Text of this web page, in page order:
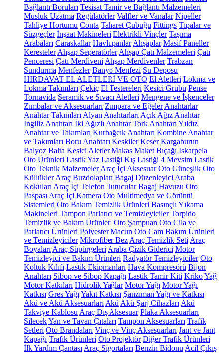
Bağlantı Boruları Tesisat Tamir ve Bağlantı Malzemeleri
Musluk Uzatma Regülatörler Valfler ve Vanalar Nipeller
Tahliye Hortumu Conta Taharet Çubuğu Fittings Tıpalar ve
Süzgeçler İnşaat Makineleri Elektrikli Vinçler Taşıma
Arabaları Caraskallar Havlupanlar Ahşaplar Masif Paneller
Keresteler Ahşap Seperatörler Ahşap Çatı Malzemeleri Çatı
Penceresi Çatı Merdiveni Ahşap Merdivenler Trabzan
Sundurma Menfezler Banyo Menfezi Su Deposu
HIRDAVAT EL ALETLERİ VE OTO El Aletleri Lokma ve
Lokma Takımları Çekiç El Testereleri Kesici Grubu Pense
Tornavida Seramik ve Sıvacı Aletleri Mengene ve İşkenceler
Zımbalar ve Aksesuarları Zımpara ve Eğeler Anahtarlar
Anahtar Takımları Alyan Anahtarları Açık Ağız Anahtar
İngiliz Anahtarı İki Ağızlı Anahtar Tork Anahtarı Yıldız
Anahtar ve Takımları Kurbağcık Anahtarı Kombine Anahtar
ve Takımları Boru Anahtarı Keskiler Keser Kargaburun
Balyoz Balta Kesici Aletler Makas Maket Bıçağı Iskarpela
Oto Ürünleri LastikYaz Lastiği Kış Lastiği 4 Mevsim Lastik
Oto Teknik Malzemeler Araç İçi Aksesuar Oto Güneşlik Oto
Küllükler Araç Buzdolapları Bagaj Düzenleyici Araba
Kokuları Araç İçi Telefon Tutucular Bagaj Havuzu Oto
Paspası Araç İçi Kamera Oto Multimedya ve Görüntü
Sistemleri Oto Bakım Temizlik Ürünleri Basınçlı Yıkama
Makineleri Tampon Parlatıcı ve Temizleyiciler Torpido
Temizlik ve Bakım Ürünleri Oto Şampuan Oto Cila ve
Parlatıcı Ürünleri Polyester Macun Oto Cam Bakım Ürünleri
ve Temizleyiciler Mikrofiber Bez Araç Temizlik Seti Araç
Boyaları Araç Süpürgeleri Araba Çizik Giderici Motor
Temizleyici ve Bakım Ürünleri Radyatör Temizleyiciler Oto
Koltuk Kılıfı Lastik Ekipmanları Hava Kompresörü Bijon
Anahtarı Sibop ve Sibop Kapağı Lastik Tamir Kiti KrikoYağ
Motor Katkıları Hidrolik Yağlar Motor Yağı Motor Yağı
Katkısı Gres Yağı Yakıt Katkısı Şanzıman Yağı ve Katkısı
Akü ve Akü Aksesuarları Akü Akü Şarj Cihazları Akü
Takviye Kablosu Araç Dış Aksesuar Plaka Aksesuarları
SilecekYan ve Tavan Çıtaları Tampon Aksesuarları Trafik
Setleri Oto Brandaları Vinç ve Vinç Aksesuarları Jant ve Jant
Kapağı Trafik Ürünleri Oto Projektör Diğer Trafik Ürünleri
İlk Yardım Çantası Araç Sigortaları Benzin Bidonu Acil Çıkış